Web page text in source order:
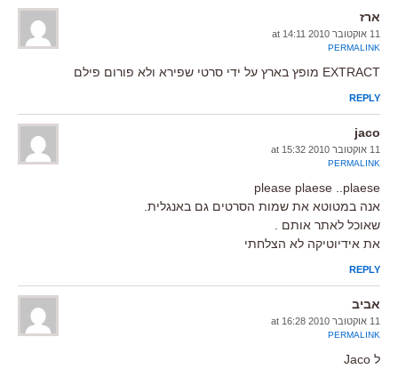
ארז
11 אוקטובר 2010 at 14:11
PERMALINK
EXTRACT מופץ בארץ על ידי סרטי שפירא ולא פורום פילם
REPLY
jaco
11 אוקטובר 2010 at 15:32
PERMALINK
please plaese ..plaese
אנה במטוטא את שמות הסרטים גם באנגלית.
שאוכל לאתר אותם .
את אידיוטיקה לא הצלחתי
REPLY
אביב
11 אוקטובר 2010 at 16:28
PERMALINK
ל Jaco